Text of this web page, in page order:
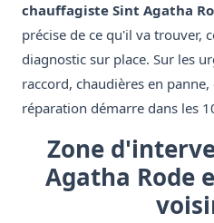
chauffagiste Sint Agatha
précise de ce qu'il va trouver,
diagnostic sur place. Sur les
raccord, chaudières en
réparation démarre dans les
Zone
Agatha Rode